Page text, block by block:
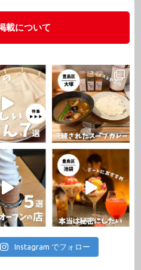
載について
Instagram でフォロー